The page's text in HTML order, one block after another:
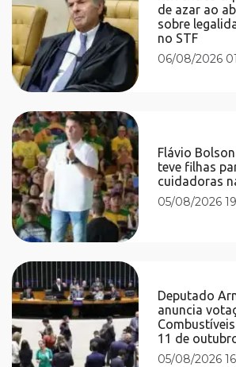
de azar ao
sobre
no STF
06/08/2026
Flávio
teve filhas
cuidadoras
05/08/2026
Deputado
anuncia
11 de
05/08/2026